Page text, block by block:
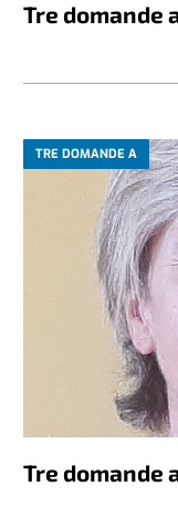
Tre domande
TRE DOMANDE A
Tre domande